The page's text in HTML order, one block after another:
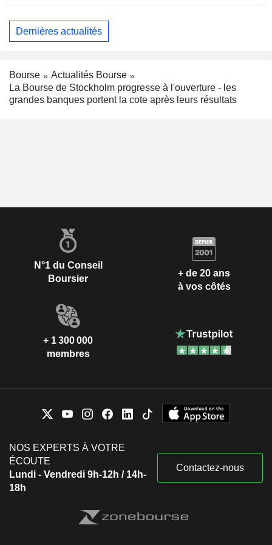
Dernières actualités
Bourse
Actualités Bourse
La Bourse de Stockholm progresse à l'ouverture - les
grandes banques portent la cote après leurs résultats
N°1 du Conseil
Boursier
+ de 20 ans
à vos côtés
+ 1 300 000
membres
NOS EXPERTS À VOTRE
ÉCOUTE
Lundi - Vendredi 9h-12h / 14h-
18h
Contactez-nous